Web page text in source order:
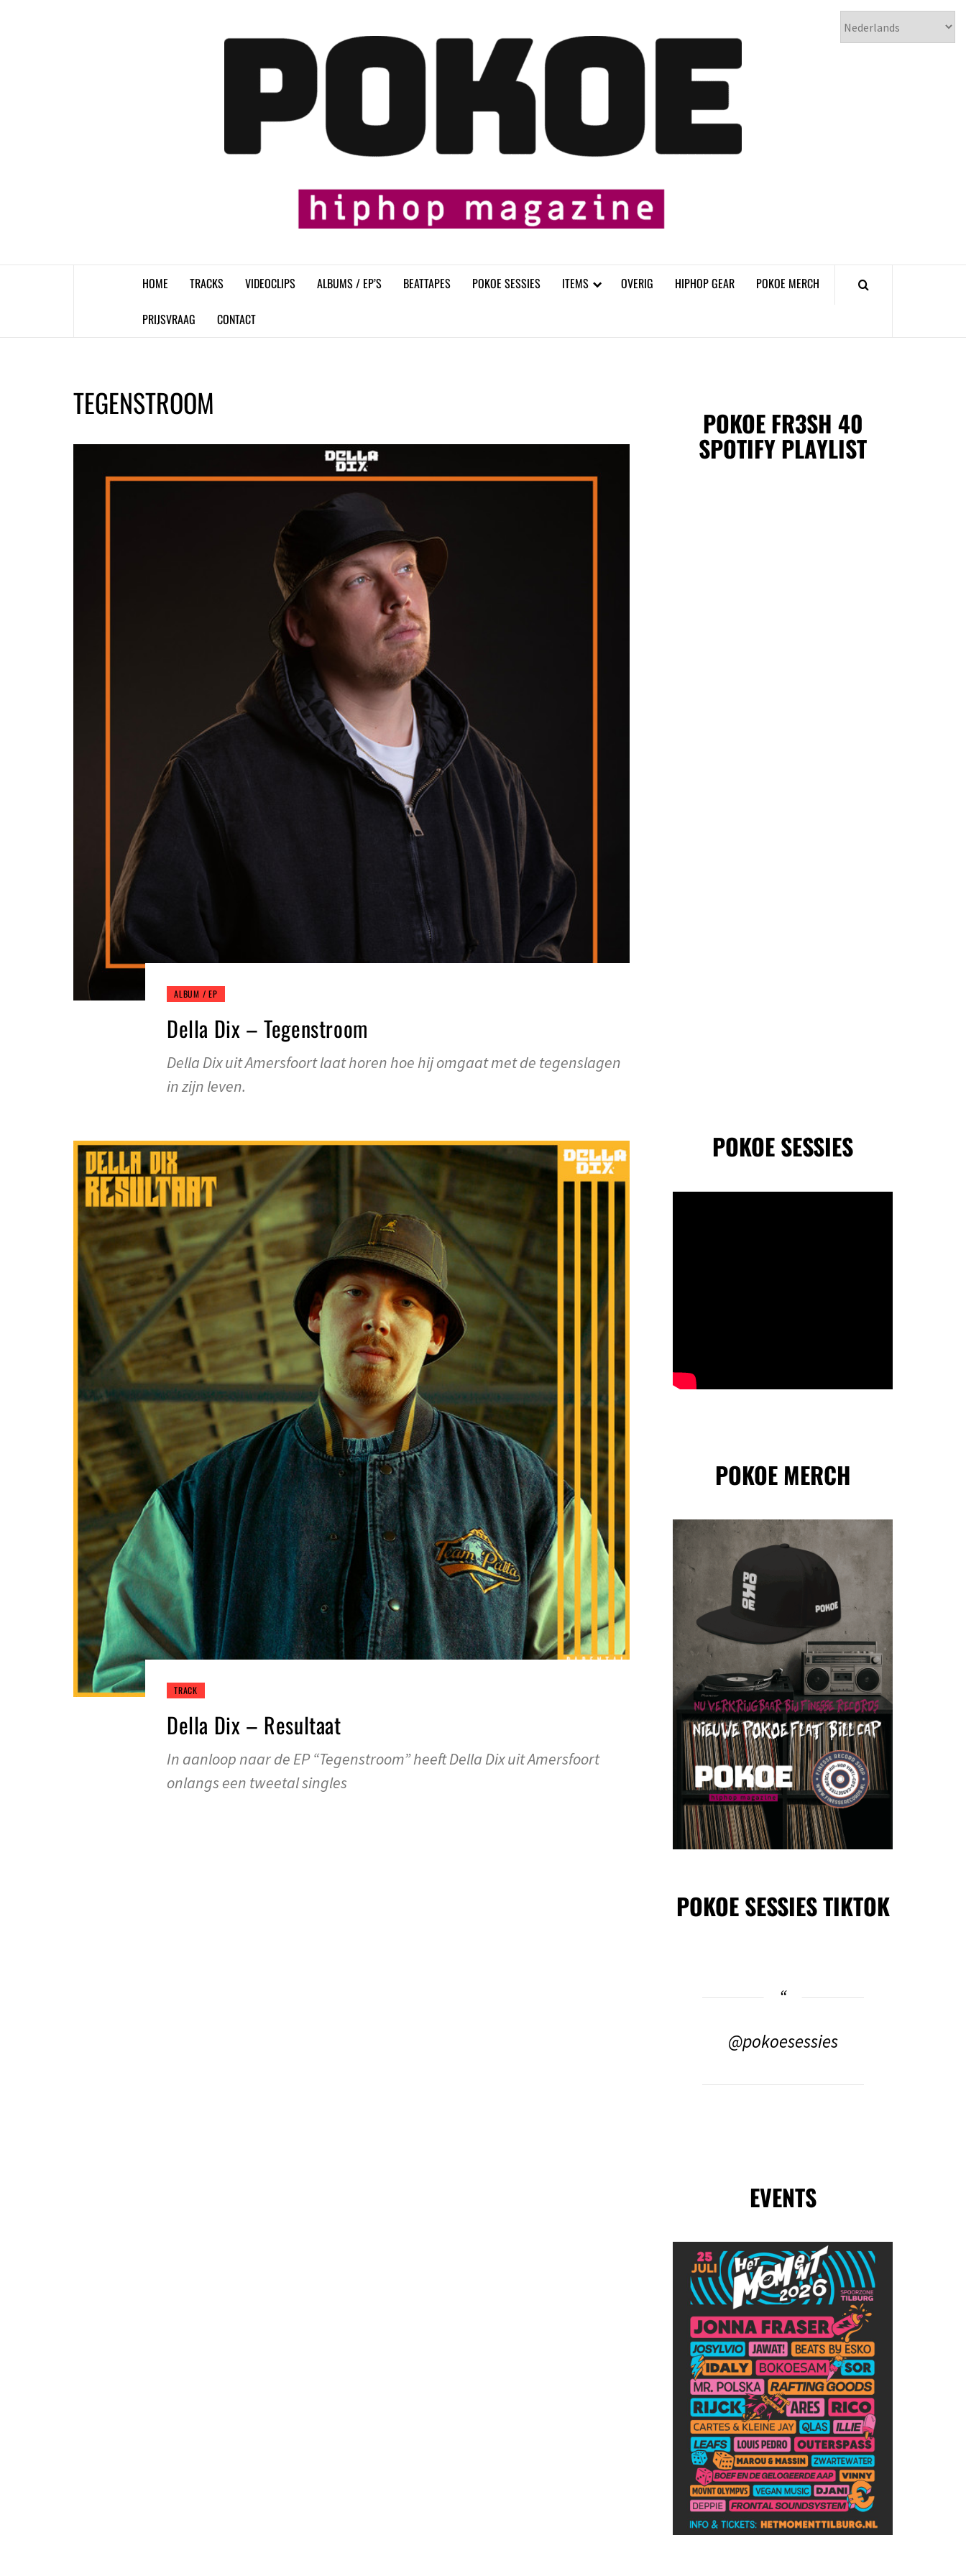
𝗣𝗢𝗞𝗢𝗘
HOME TRACKS VIDEOCLIPS ALBUMS / EP’S BEATTAPES POKOE SESSIES ITEMS OVERIG HIPHOP GEAR POKOE MERCH
PRIJSVRAAG CONTACT
TEGENSTROOM
ALBUM / EP
Della Dix – Tegenstroom
Della Dix uit Amersfoort laat horen hoe hij omgaat met de tegenslagen
in zijn leven.
TRACK
Della Dix – Resultaat
In aanloop naar de EP “Tegenstroom” heeft Della Dix uit Amersfoort
onlangs een tweetal singles
POKOE FR3SH 40
SPOTIFY PLAYLIST
POKOE SESSIES
POKOE MERCH
POKOE SESSIES TIKTOK
@pokoesessies
EVENTS